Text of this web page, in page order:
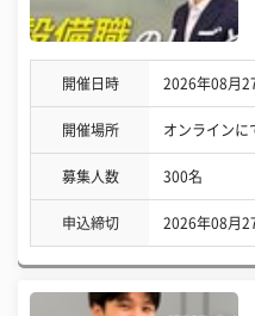
開催日時 2026年08月
開催場所 オンラインに
募集人数 300名
申込締切 2026年08月